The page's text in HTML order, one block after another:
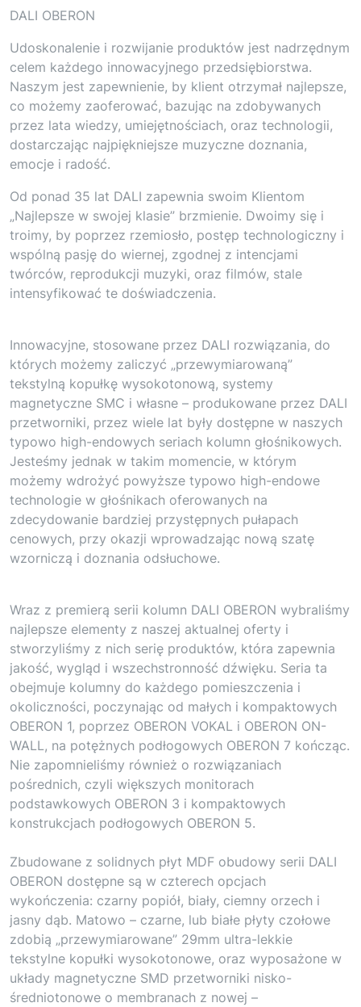
DALI OBERON
Udoskonalenie i rozwijanie produktów jest nadrzędnym
celem każdego innowacyjnego przedsiębiorstwa.
Naszym jest zapewnienie, by klient otrzymał najlepsze,
co możemy zaoferować, bazując na zdobywanych
przez lata wiedzy, umiejętnościach, oraz technologii,
dostarczając najpiękniejsze muzyczne doznania,
emocje i radość.
Od ponad 35 lat DALI zapewnia swoim Klientom
„Najlepsze w swojej klasie” brzmienie. Dwoimy się i
troimy, by poprzez rzemiosło, postęp technologiczny i
wspólną pasję do wiernej, zgodnej z intencjami
twórców, reprodukcji muzyki, oraz filmów, stale
intensyfikować te doświadczenia.
Innowacyjne, stosowane przez DALI rozwiązania, do
których możemy zaliczyć „przewymiarowaną”
tekstylną kopułkę wysokotonową, systemy
magnetyczne SMC i własne – produkowane przez DALI
przetworniki, przez wiele lat były dostępne w naszych
typowo high-endowych seriach kolumn głośnikowych.
Jesteśmy jednak w takim momencie, w którym
możemy wdrożyć powyższe typowo high-endowe
technologie w głośnikach oferowanych na
zdecydowanie bardziej przystępnych pułapach
cenowych, przy okazji wprowadzając nową szatę
wzorniczą i doznania odsłuchowe.
Wraz z premierą serii kolumn DALI OBERON wybraliśmy
najlepsze elementy z naszej aktualnej oferty i
stworzyliśmy z nich serię produktów, która zapewnia
jakość, wygląd i wszechstronność dźwięku. Seria ta
obejmuje kolumny do każdego pomieszczenia i
okoliczności, poczynając od małych i kompaktowych
OBERON 1, poprzez OBERON VOKAL i OBERON ON-
WALL, na potężnych podłogowych OBERON 7 kończąc.
Nie zapomnieliśmy również o rozwiązaniach
pośrednich, czyli większych monitorach
podstawkowych OBERON 3 i kompaktowych
konstrukcjach podłogowych OBERON 5.
Zbudowane z solidnych płyt MDF obudowy serii DALI
OBERON dostępne są w czterech opcjach
wykończenia: czarny popiół, biały, ciemny orzech i
jasny dąb. Matowo – czarne, lub białe płyty czołowe
zdobią „przewymiarowane” 29mm ultra-lekkie
tekstylne kopułki wysokotonowe, oraz wyposażone w
układy magnetyczne SMD przetworniki nisko-
średniotonowe o membranach z nowej –